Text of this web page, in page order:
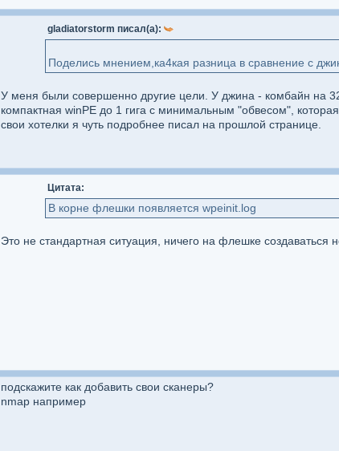
gladiatorstorm писал(а):
Поделись мнением,ка4кая разница в сравнение с
У меня были совершенно другие цели. У джина - комбайн на
компактная winPE до 1 гига с минимальным "обвесом",
свои хотелки я чуть подробнее писал на прошлой странице.
Цитата:
В корне флешки появляется wpeinit.log
Это не стандартная ситуация, ничего на флешке создаваться
подскажите как добавить свои сканеры?
nmap например